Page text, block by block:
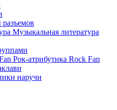
Музыкальная литература
Рок-атрибутика Rock Fan
наручи